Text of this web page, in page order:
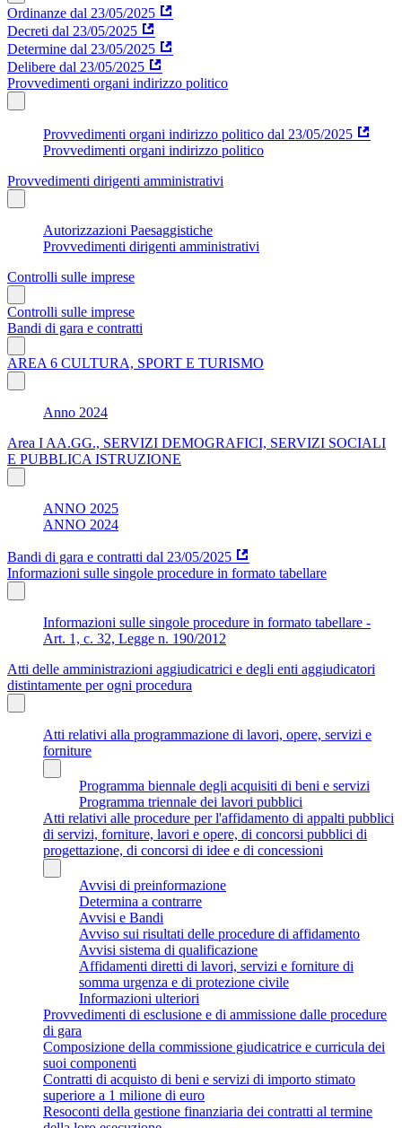
Ordinanze dal 23/05/2025
Decreti dal 23/05/2025
Determine dal 23/05/2025
Delibere dal 23/05/2025
Provvedimenti organi indirizzo politico
Provvedimenti organi indirizzo politico dal 23/05/2025
Provvedimenti organi indirizzo politico
Provvedimenti dirigenti amministrativi
Autorizzazioni Paesaggistiche
Provvedimenti dirigenti amministrativi
Controlli sulle imprese
Controlli sulle imprese
Bandi di gara e contratti
AREA 6 CULTURA, SPORT E TURISMO
Anno 2024
Area I AA.GG., SERVIZI DEMOGRAFICI, SERVIZI SOCIALI
E PUBBLICA ISTRUZIONE
ANNO 2025
ANNO 2024
Bandi di gara e contratti dal 23/05/2025
Informazioni sulle singole procedure in formato tabellare
Informazioni sulle singole procedure in formato tabellare -
Art. 1, c. 32, Legge n. 190/2012
Atti delle amministrazioni aggiudicatrici e degli enti aggiudicatori
distintamente per ogni procedura
Atti relativi alla programmazione di lavori, opere, servizi e
forniture
Programma biennale degli acquisiti di beni e servizi
Programma triennale dei lavori pubblici
Atti relativi alle procedure per l'affidamento di appalti pubblici
di servizi, forniture, lavori e opere, di concorsi pubblici di
progettazione, di concorsi di idee e di concessioni
Avvisi di preinformazione
Determina a contrarre
Avvisi e Bandi
Avviso sui risultati delle procedure di affidamento
Avvisi sistema di qualificazione
Affidamenti diretti di lavori, servizi e forniture di
somma urgenza e di protezione civile
Informazioni ulteriori
Provvedimenti di esclusione e di ammissione dalle procedure
di gara
Composizione della commissione giudicatrice e curricula dei
suoi componenti
Contratti di acquisto di beni e servizi di importo stimato
superiore a 1 milione di euro
Resoconti della gestione finanziaria dei contratti al termine